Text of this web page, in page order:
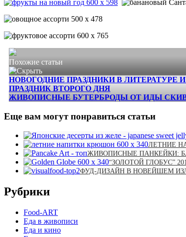
Похожие статьи
НОВОГОДНИЕ ПРАЗДНИКИ В ЛИТЕРАТУРЕ
ПРАЗДНИК ВТОРОГО ДНЯ
ЖИВОПИСНЫЕ БУТЕРБРОДЫ ОТ ИДЫ
Еще вам могут понравиться статьи
ЛЕТНИЕ
ЖИВОПИСНЫЕ ПАНКЕЙКИ:
“ЗОЛОТОЙ ГЛОБУС”
ФУД-ДИЗАЙН В НОВЕЙШЕМ
Рубрики
Food-ART
Еда в живописи
Еда и кино